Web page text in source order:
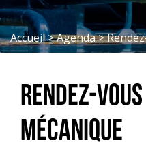
Accueil>Agenda>
Rendez-
mécanique